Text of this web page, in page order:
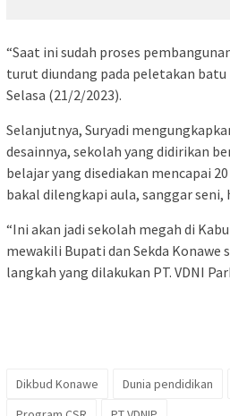
“Saat ini sudah proses
turut diundang pada peletakan batu
Selasa (21/2/2023).
Selanjutnya, Suryadi
desainnya, sekolah yang didirikan
belajar yang disediakan mencapai
bakal dilengkapi aula, sanggar
“Ini akan jadi sekolah megah di
mewakili Bupati dan Sekda Konawe
langkah yang dilakukan PT. VDNI
Dikbud Konawe Dunia pendidikan